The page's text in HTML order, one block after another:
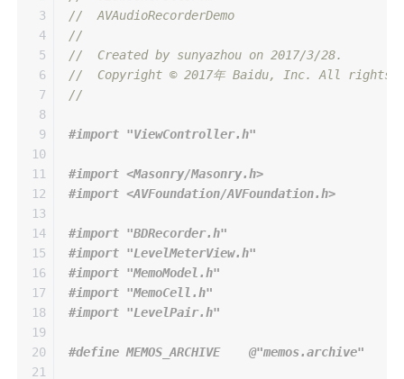
3
4
5
6
7
8
9
10
11
12
13
14
15
16
17
18
19
20
21
//  AVAudioRecorderDemo
//
//  Created by sunyazhou on 2017/3/28.
//  Copyright © 2017年 Baidu, Inc. All rights
//
#import <Masonry/Masonry.h>
#import "BDRecorder.h"
#import "LevelMeterView.h"
#import "MemoModel.h"
#import "MemoCell.h"